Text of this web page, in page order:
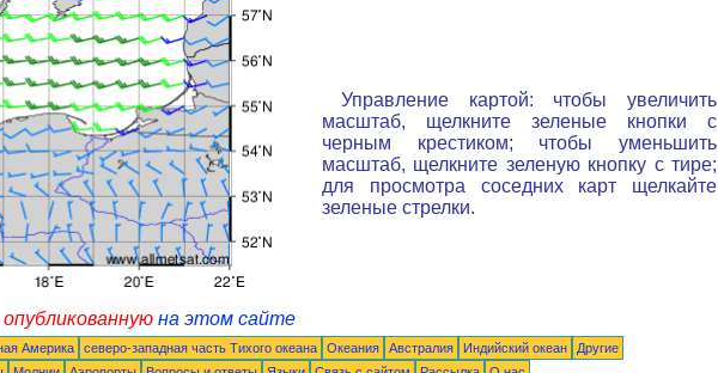
Управление картой: чтобы увеличить
масштаб, щелкните зеленые кнопки с
черным крестиком; чтобы уменьшить
масштаб, щелкните зеленую кнопку с тире;
для просмотра соседних карт щелкайте
зеленые стрелки.
на этом сайте
Америка северо-западная часть Tихого океана Океания Австралия Индийский океан
Другие